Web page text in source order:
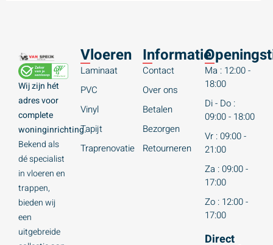
Wij zijn hét
adres voor
complete
woninginrichting.
Bekend als
dé specialist
in vloeren en
trappen,
bieden wij
een
uitgebreide
Vloeren
Laminaat
PVC
Vinyl
Tapijt
Traprenovatie
Informatie
Contact
Over ons
Betalen
Bezorgen
Retourneren
Ma : 12:00 -
18:00
Di - Do :
09:00 - 18:00
Vr : 09:00 -
21:00
Za : 09:00 -
17:00
Zo : 12:00 -
17:00
Direct